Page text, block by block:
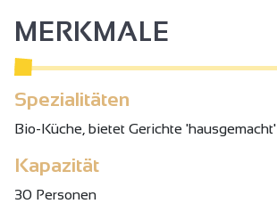
MERKMALE
Spezialitäten
Bio-Küche, bietet Gerichte 'hausgemacht'
Kapazität
30 Personen